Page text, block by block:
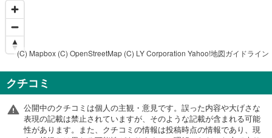
(C) Mapbox (C) OpenStreetMap (C) LY Corporation Yahoo!地図ガイドライン
クチコミ
公開中のクチコミは個人の主観・意見です。誤った内容や大げさな
表現の記載は禁止されていますが、そのような記載が含まれる可能
性があります。また、クチコミの情報は投稿時点の情報であり、現